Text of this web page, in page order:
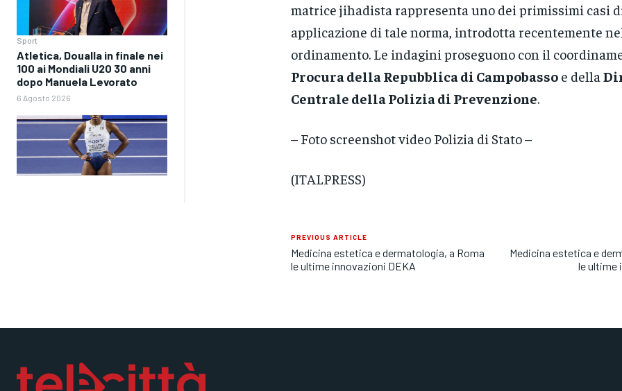
Sport
Atletica, Doualla in finale nei
100 ai Mondiali U20 30 anni
dopo Manuela Levorato
6 Agosto 2026
matrice jihadista rappresenta uno dei primissimi casi
applicazione di tale norma, introdotta recentemente
ordinamento. Le indagini proseguono con il
Procura della Repubblica di Campobassoe della
Centrale della Polizia di Prevenzione.
– Foto screenshot video Polizia di Stato –
(ITALPRESS)
PREVIOUS ARTICLE
Medicina estetica e dermatologia, a Roma
le ultime innovazioni DEKA
Medicina estetica e
le ultime